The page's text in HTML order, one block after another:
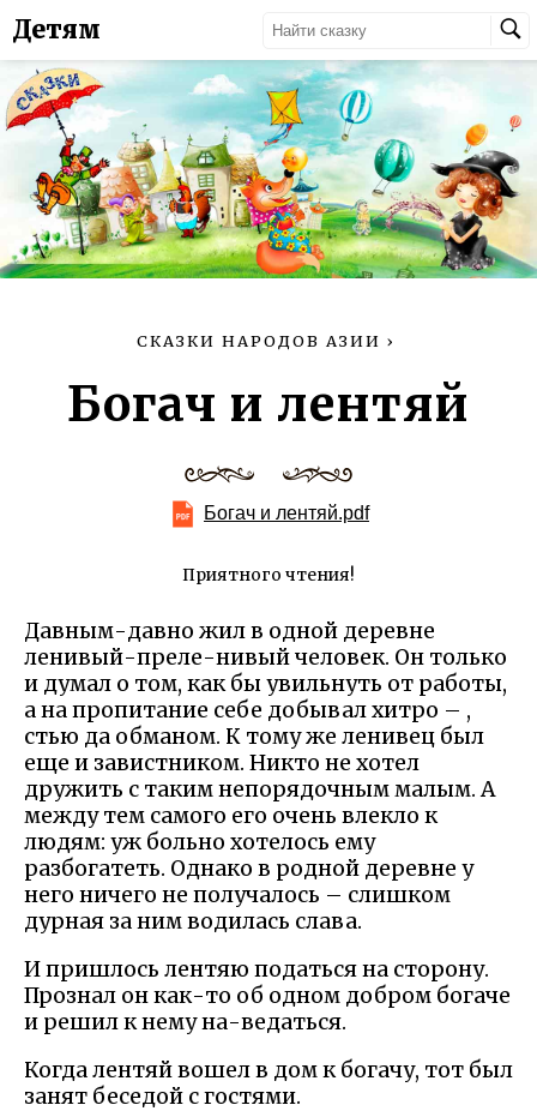
Детям
СКАЗКИ НАРОДОВ АЗИИ ›
Богач и лентяй
Богач и лентяй.pdf
Приятного чтения!
Давным-давно жил в одной деревне
ленивый-преле-нивый человек. Он только
и думал о том, как бы увильнуть от работы,
а на пропитание себе добывал хитро – ,
стью да обманом. К тому же ленивец был
еще и завистником. Никто не хотел
дружить с таким непорядочным малым. А
между тем самого его очень влекло к
людям: уж больно хотелось ему
разбогатеть. Однако в родной деревне у
него ничего не получалось – слишком
дурная за ним водилась слава.
И пришлось лентяю податься на сторону.
Прознал он как-то об одном добром богаче
и решил к нему на-ведаться.
Когда лентяй вошел в дом к богачу, тот был
занят беседой с гостями.